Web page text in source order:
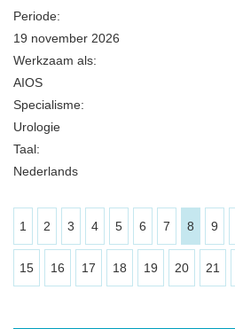
Periode:
19 november 2026
Werkzaam als:
AIOS
Specialisme:
Urologie
Taal:
Nederlands
1 2 3 4 5 6 7 8 9
15 16 17 18 19 20 21